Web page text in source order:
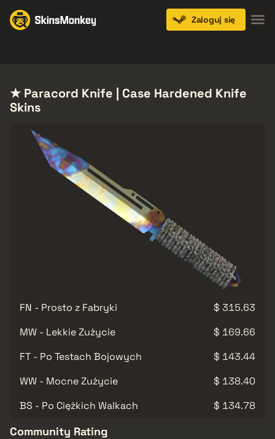
Zaloguj się
★ Paracord Knife | Case Hardened Knife
Skins
FN - Prosto z Fabryki
$ 315.63
MW - Lekkie Zużycie
$ 169.66
FT - Po Testach Bojowych
$ 143.44
WW - Mocne Zużycie
$ 138.40
BS - Po Ciężkich Walkach
$ 134.78
Community Rating